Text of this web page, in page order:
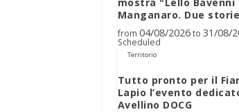
Manganaro. Due
from 04/08/2026to 31/08/
Scheduled
Territorio
Tutto pronto per il
Lapio l’evento
Avellino DOCG